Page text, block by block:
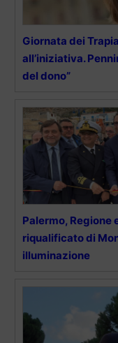
Giornata dei
all’iniziativa.
del dono”
Palermo, Regione
riqualificato di
illuminazione